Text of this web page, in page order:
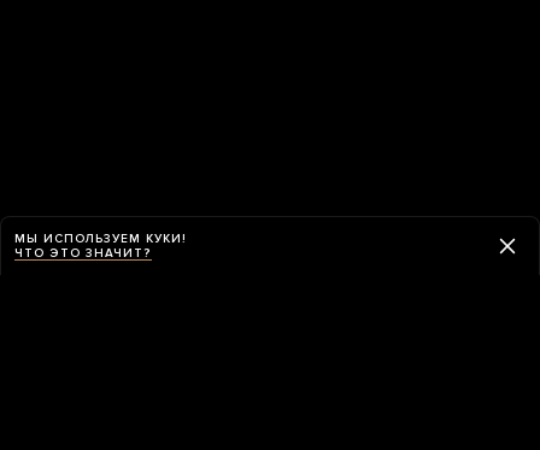
МЫ ИСПОЛЬЗУЕМ КУКИ!
ЧТО ЭТО ЗНАЧИТ?